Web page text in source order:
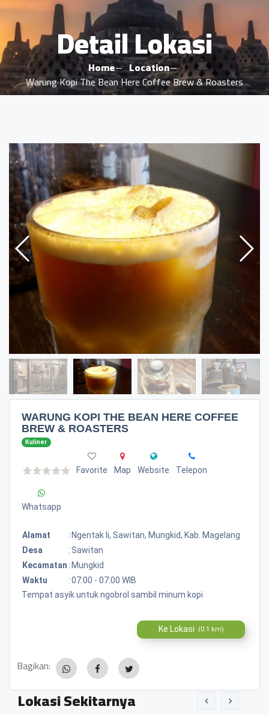
Detail Lokasi
Home
Location
Warung Kopi The Bean Here Coffee Brew & Roasters
WARUNG KOPI THE BEAN HERE COFFEE
BREW & ROASTERS
Kuliner
Favorite Map Website Telepon
Whatsapp
Alamat : Ngentak Ii, Sawitan, Mungkid, Kab. Magelang
Desa
: Sawitan
Kecamatan : Mungkid
Waktu
:07:00 - 07:00 WIB
Tempat asyik untuk ngobrol sambil minum kopi
Ke Lokasi (0.1 km)
Bagikan:
Lokasi Sekitarnya